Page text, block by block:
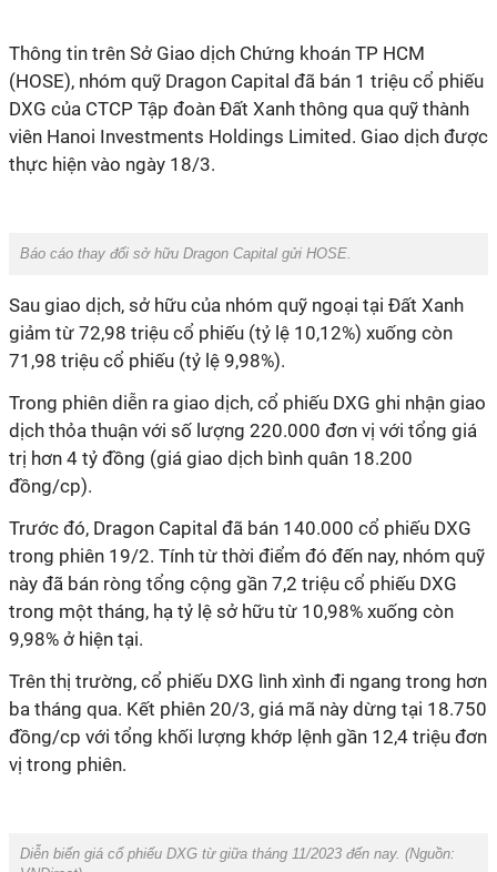
Thông tin trên Sở Giao dịch Chứng khoán TP HCM
(HOSE), nhóm quỹ Dragon Capital đã bán 1 triệu cổ phiếu
DXG của CTCP Tập đoàn Đất Xanh thông qua quỹ thành
viên Hanoi Investments Holdings Limited. Giao dịch được
thực hiện vào ngày 18/3.
Báo cáo thay đổi sở hữu Dragon Capital gửi HOSE.
Sau giao dịch, sở hữu của nhóm quỹ ngoại tại Đất Xanh
giảm từ 72,98 triệu cổ phiếu (tỷ lệ 10,12%) xuống còn
71,98 triệu cổ phiếu (tỷ lệ 9,98%).
Trong phiên diễn ra giao dịch, cổ phiếu DXG ghi nhận giao
dịch thỏa thuận với số lượng 220.000 đơn vị với tổng giá
trị hơn 4 tỷ đồng (giá giao dịch bình quân 18.200
đồng/cp).
Trước đó, Dragon Capital đã bán 140.000 cổ phiếu DXG
trong phiên 19/2. Tính từ thời điểm đó đến nay, nhóm quỹ
này đã bán ròng tổng cộng gần 7,2 triệu cổ phiếu DXG
trong một tháng, hạ tỷ lệ sở hữu từ 10,98% xuống còn
9,98% ở hiện tại.
Trên thị trường, cổ phiếu DXG lình xình đi ngang trong hơn
ba tháng qua. Kết phiên 20/3, giá mã này dừng tại 18.750
đồng/cp với tổng khối lượng khớp lệnh gần 12,4 triệu đơn
vị trong phiên.
Diễn biến giá cổ phiếu DXG từ giữa tháng 11/2023 đến nay. (Nguồn: